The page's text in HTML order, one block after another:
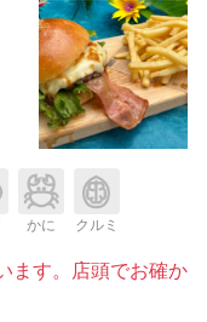
かに クルミ
ます。店頭でお確か